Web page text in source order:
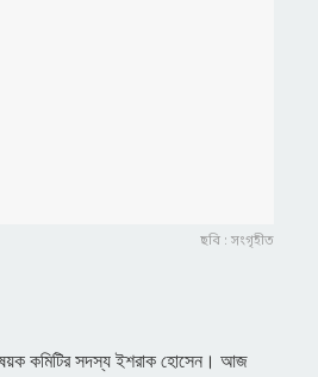
ছবি : সংগৃহীত
বিষয়ক কমিটির সদস্য ইশরাক হোসেন। আজ